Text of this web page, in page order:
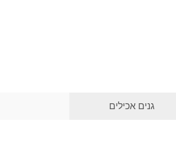
גנים אכילים